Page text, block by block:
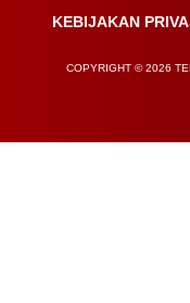
KEBIJAKAN
COPYRIGHT © 2026